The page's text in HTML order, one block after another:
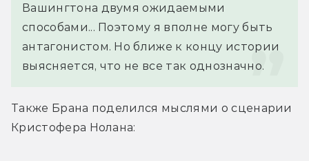
Вашингтона двумя ожидаемыми
способами... Поэтому я вполне могу быть
антагонистом. Но ближе к концу истории
выясняется, что не все так однозначно.
Также Брана поделился мыслями о сценарии
Кристофера Нолана: